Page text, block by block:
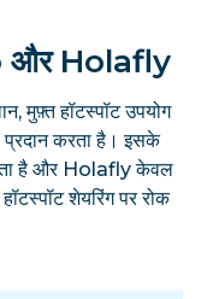
और Holafly
मुफ़्त हॉटस्पॉट उपयोग
करता है। इसके
है और Holafly केवल
शेयरिंग पर रोक